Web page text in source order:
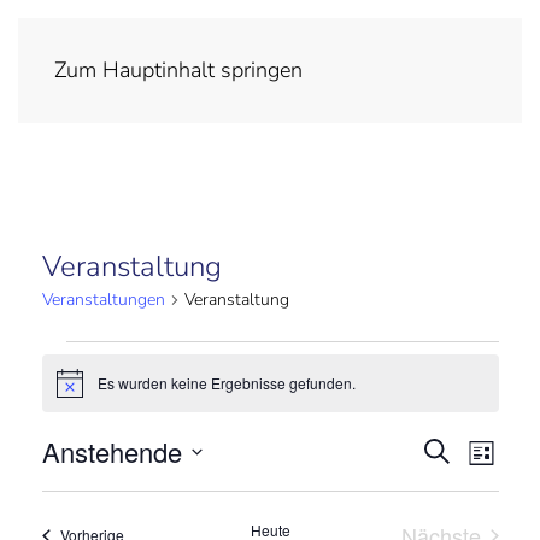
Zum Hauptinhalt springen
Veranstaltung
Veranstaltungen Veranstaltung
Veranstaltungen
HinweisEs wurden keine Ergebnisse gefunden.
SucheListe
Anstehende
Datum
VorherigeVeranstaltungen Heute